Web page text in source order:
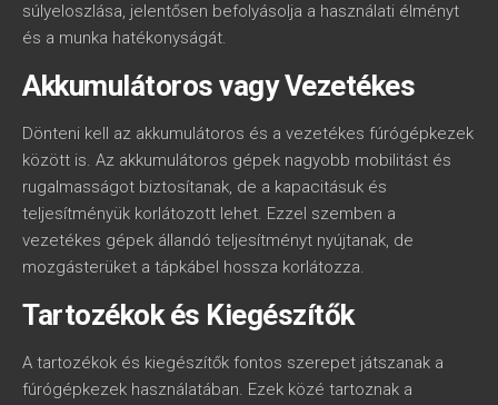
súlyeloszlása, jelentősen befolyásolja a használati élményt
és a munka hatékonyságát.
Akkumulátoros vagy Vezetékes
Dönteni kell az akkumulátoros és a vezetékes fúrógépkezek
között is. Az akkumulátoros gépek nagyobb mobilitást és
rugalmasságot biztosítanak, de a kapacitásuk és
teljesítményük korlátozott lehet. Ezzel szemben a
vezetékes gépek állandó teljesítményt nyújtanak, de
mozgásterüket a tápkábel hossza korlátozza.
Tartozékok és Kiegészítők
A tartozékok és kiegészítők fontos szerepet játszanak a
fúrógépkezek használatában. Ezek közé tartoznak a